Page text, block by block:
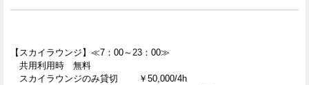
【スカイラウンジ】≪7：00～23：00≫
共用利用時 無料
スカイラウンジのみ貸切 ￥50,000/4h